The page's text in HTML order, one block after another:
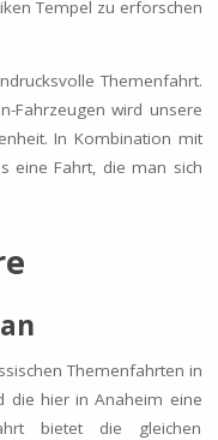
Tempel zu erforschen
Themenfahrt.
Fahrzeugen wird unsere
In Kombination mit
eine Fahrt, die man sich
Themenfahrten in
die hier in Anaheim eine
bietet die gleichen